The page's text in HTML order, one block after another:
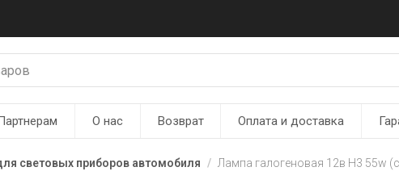
О нас Возврат Оплата и доставка
световых приборов автомобиля Лампа галогеновая 12в Н3 55w